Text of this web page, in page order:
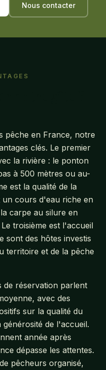
Nous contacter
pêche en France, notre
clés. Le premier
la rivière : le ponton
à 500 mètres ou au-
est la qualité de la
un cours d'eau riche en
carpe au silure en
troisième est l'accueil
sont des hôtes investis
territoire et de la pêche
de réservation parlent
avec des
sur la qualité du
de l'accueil.
année après
dépasse les attentes.
pêcheurs organisé,